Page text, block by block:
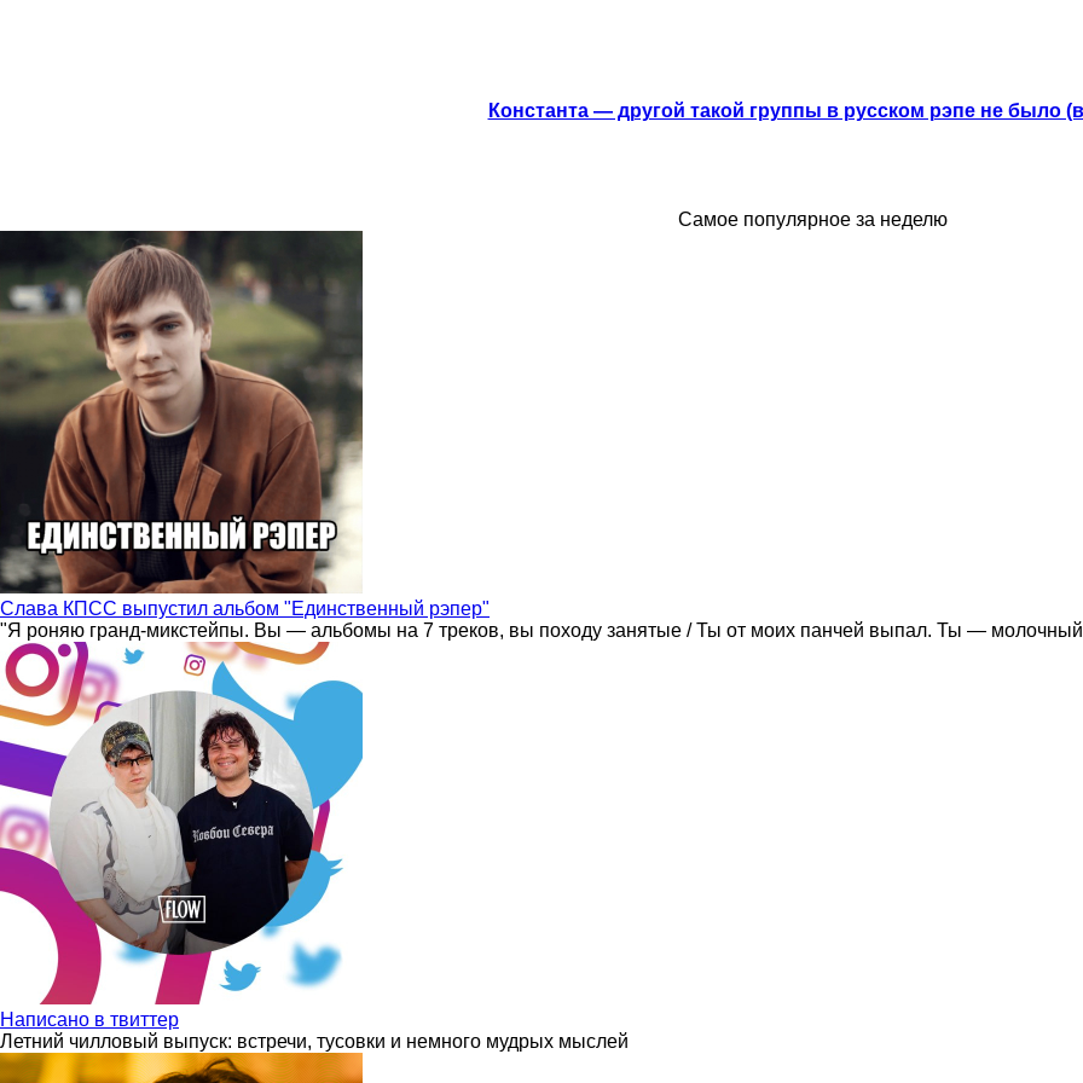
Константа — другой такой группы в русском рэпе не было
Самое популярное за неделю
Слава КПСС выпустил альбом "Единственный рэпер"
"Я роняю гранд-микстейпы. Вы — альбомы на 7 треков, вы походу занятые / Ты от моих панчей выпал. Ты —
Написано в твиттер
Летний чилловый выпуск: встречи, тусовки и немного мудрых мыслей